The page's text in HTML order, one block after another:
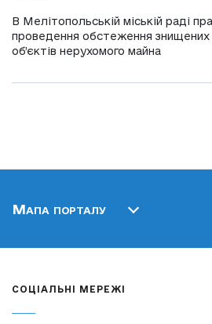
В Мелітопольській міській раді
проведення обстеження знищених
об’єктів нерухомого майна
Мапа порталу
СОЦІАЛЬНІ МЕРЕЖІ